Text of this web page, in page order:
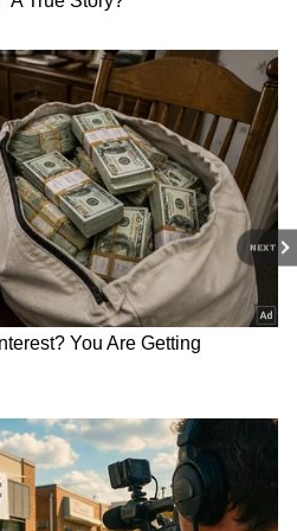
NEXT
இருங்கள்.
வெளியீடுகள்மற்றும்
அறிந்து